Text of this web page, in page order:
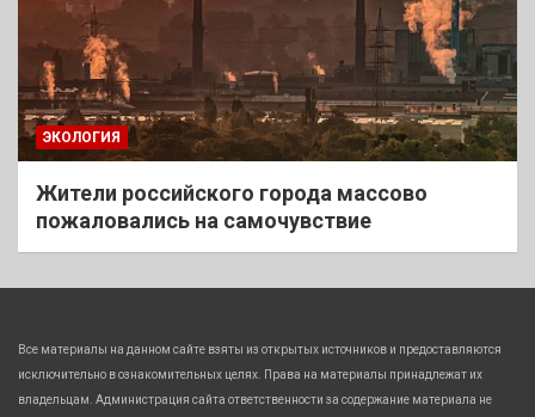
ЭКОЛОГИЯ
Жители российского города массово
пожаловались на самочувствие
Все материалы на данном сайте взяты из открытых источников и предоставляются
исключительно в ознакомительных целях. Права на материалы принадлежат их
владельцам. Администрация сайта ответственности за содержание материала не